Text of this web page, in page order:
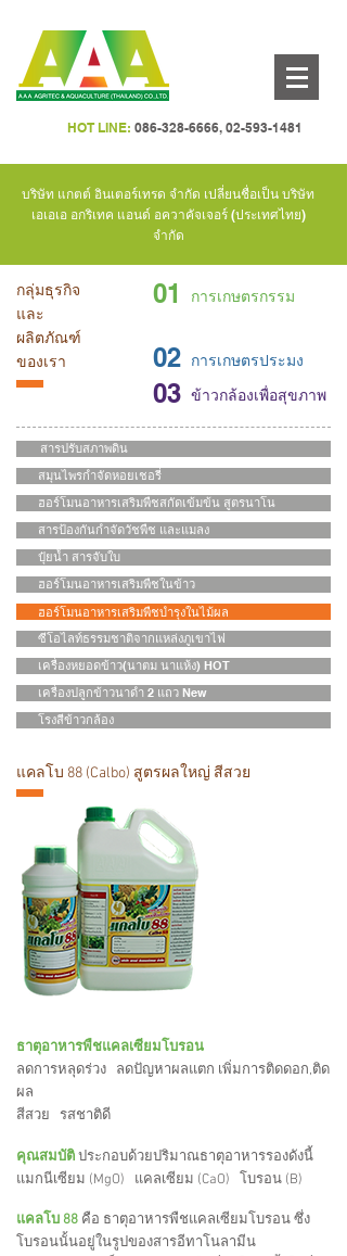
HOT LINE: 086-328-6666, 02-593-1481
บริษัท แกตต์ อินเตอร์เทรด จำกัด เปลี่ยนชื่อเป็น บริษัท
เอเอเอ อกริเทค แอนด์ อควาคัจเจอร์ (ประเทศไทย)
จำกัด
กลุ่มธุรกิจ
และ
ผลิตภัณฑ์
ของเรา
01 การเกษตรกรรม
02
03
การเกษตรประมง
ข้าวกล้องเพื่อสุขภาพ
แคลโบ 88 (Calbo) สูตรผลใหญ่ สีสวย
ธาตุอาหารพืชแคลเซียมโบรอน
ลดการหลุดร่วง ลดปัญหาผลแตก เพิ่มการติดดอก,ติด
ผล
สีสวย รสชาติดี
คุณสมบัติประกอบด้วยปริมาณธาตุอาหารรองดังนี้
แมกนีเซียม (MgO) แคลเซียม (CaO) โบรอน (B)
แคลโบ 88 คือ ธาตุอาหารพืชแคลเซียมโบรอน ซึ่ง
โบรอนนั้นอยู่ในรูปของสารอีทาโนลามีน
เครื่องปลูกข้าวนาดำ 2 แถว New
เครื่องหยอดข้าว(นาตม นาแห้ง) HOT
ซีโอไลท์ธรรมชาติจากแหล่งภูเขาไฟ
ฮอร์โมนอาหารเสริมพืชสกัดเข้มข้น สูตรนาโน
สารป้องกันกำจัดวัชพืช และแมลง
ปุ๋ยน้ำ สารจับใบ
ฮอร์โมนอาหารเสริมพืชในข้าว
ฮอร์โมนอาหารเสริมพืชบำรุงในไม้ผล
สมุนไพรกำจัดหอยเชอรี่
สารปรับสภาพดิน
โรงสีข้าวกล้อง